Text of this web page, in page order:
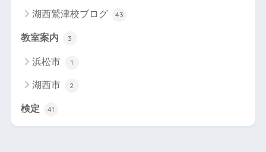
湖西鷲津校ブログ 43
教室案内 3
浜松市 1
湖西市 2
検定 41